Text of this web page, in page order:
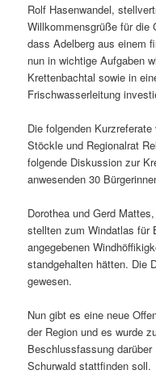
Rolf Hasenwandel,
Willkommensgrüße für die
dass Adelberg aus einem
nun in wichtige Aufgaben
Krettenbachtal sowie in
Frischwasserleitung
Die folgenden
Stöckle und Regionalrat
folgende Diskussion zur
anwesenden 30
Dorothea und Gerd
stellten zum Windatlas für
angegebenen
standgehalten hätten. Die
gewesen.
Nun gibt es eine neue
der Region und es wurde
Beschlussfassung
Schurwald stattfinden soll.